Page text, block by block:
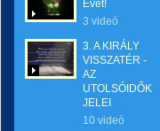
Évet!
3 videó
3. A KIRÁLY
VISSZATÉR -
AZ
UTOLSÓIDŐK
JELEI
10 videó